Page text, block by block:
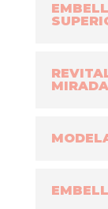
MIRADA